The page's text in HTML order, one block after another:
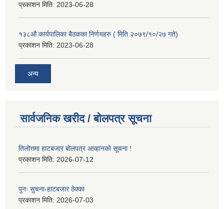
प्रकाशन मिति: 2023-06-28
१३८औ कार्यपालिका बैठकका निर्णयहरु ( मिति २०७९/१०/२७ गते)
प्रकाशन मिति: 2023-06-28
अन्य
सार्वजनिक खरीद / बोलपत्र सूचना
तिलोत्तमा हाटबजार बोलपत्र आव्हानको सूचना !
प्रकाशन मिति: 2026-07-12
पुनः सुचना-हाटबजार ठेक्का
प्रकाशन मिति: 2026-07-03